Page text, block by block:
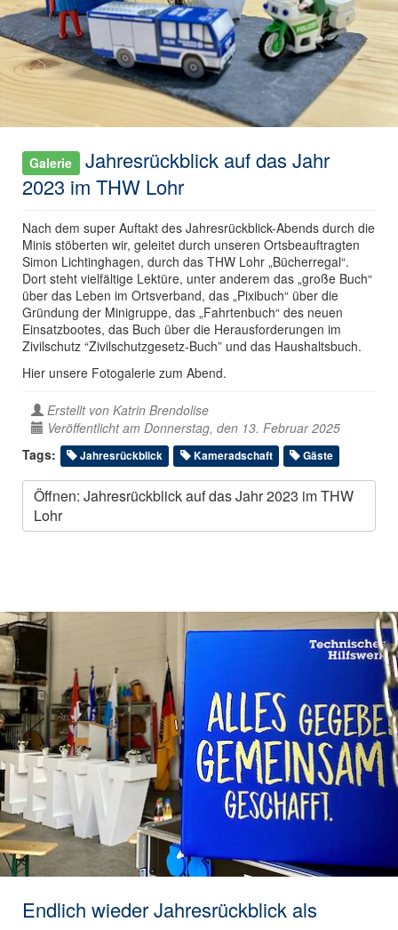
Galerie
Jahresrückblick auf das Jahr
2023 im THW Lohr
Nach dem super Auftakt des Jahresrückblick-Abends durch die
Minis stöberten wir, geleitet durch unseren Ortsbeauftragten
Simon Lichtinghagen, durch das THW Lohr „Bücherregal“.
Dort steht vielfältige Lektüre, unter anderem das „große Buch“
über das Leben im Ortsverband, das „Pixibuch“ über die
Gründung der Minigruppe, das „Fahrtenbuch“ des neuen
Einsatzbootes, das Buch über die Herausforderungen im
Zivilschutz “Zivilschutzgesetz-Buch” und das Haushaltsbuch.
Hier unsere Fotogalerie zum Abend.
Erstellt von Katrin Brendolise
Veröffentlicht am Donnerstag, den 13. Februar 2025
Tags:
Jahresrückblick Kameradschaft Gäste
Öffnen: Jahresrückblick auf das Jahr 2023 im THW
Lohr
Endlich wieder Jahresrückblick als